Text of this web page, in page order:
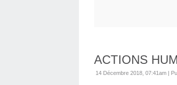
ACTIONS
14 Décembre 2018, 07:41am |